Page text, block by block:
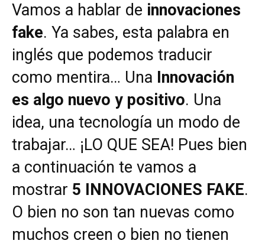
Vamos a hablar de innovaciones
fake. Ya sabes, esta palabra en
inglés que podemos traducir
como mentira… Una Innovación
es algo nuevo y positivo. Una
idea, una tecnología un modo de
trabajar… ¡LO QUE SEA! Pues bien
a continuación te vamos a
mostrar 5 INNOVACIONES FAKE.
O bien no son tan nuevas como
muchos creen o bien no tienen